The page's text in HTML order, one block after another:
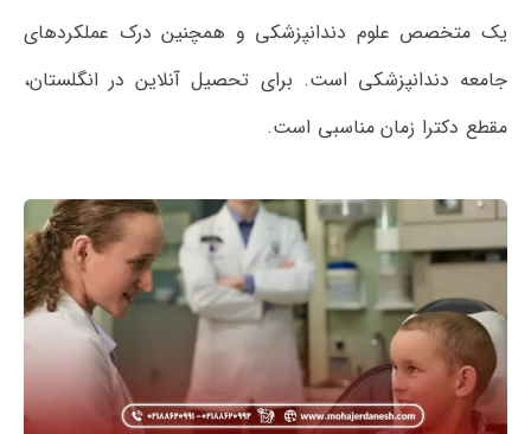
یک متخصص علوم دندانپزشکی و همچنین درک عملکردهای
جامعه دندانپزشکی است. برای تحصیل آنلاین در انگلستان،
مقطع دکترا زمان مناسبی است.